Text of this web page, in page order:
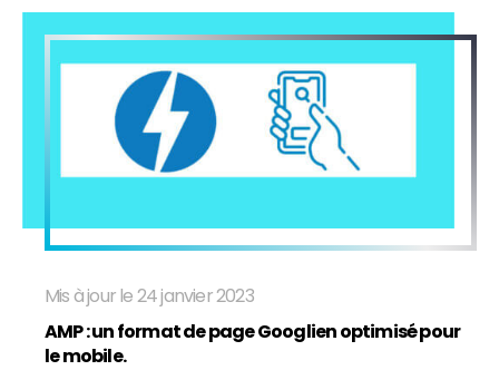
Mis à jour le 24 janvier 2023
AMP : un format de page Googlien optimisé pour
le mobile.